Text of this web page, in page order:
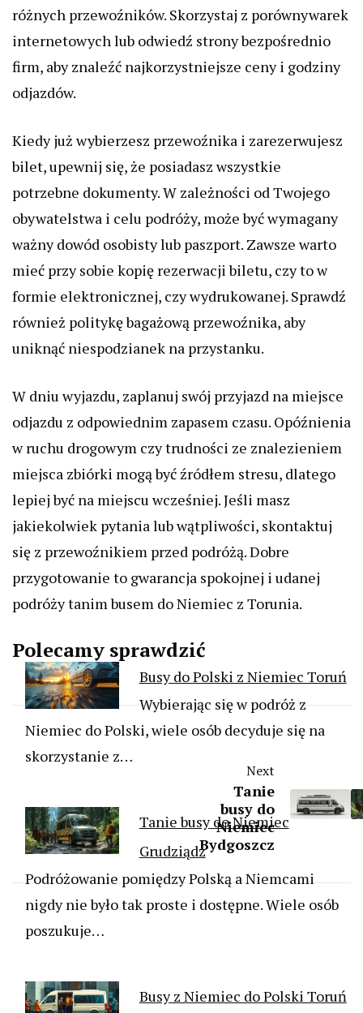
różnych przewoźników. Skorzystaj z porównywarek
internetowych lub odwiedź strony bezpośrednio
firm, aby znaleźć najkorzystniejsze ceny i godziny
odjazdów.
Kiedy już wybierzesz przewoźnika i zarezerwujesz
bilet, upewnij się, że posiadasz wszystkie
potrzebne dokumenty. W zależności od Twojego
obywatelstwa i celu podróży, może być wymagany
ważny dowód osobisty lub paszport. Zawsze warto
mieć przy sobie kopię rezerwacji biletu, czy to w
formie elektronicznej, czy wydrukowanej. Sprawdź
również politykę bagażową przewoźnika, aby
uniknąć niespodzianek na przystanku.
W dniu wyjazdu, zaplanuj swój przyjazd na miejsce
odjazdu z odpowiednim zapasem czasu. Opóźnienia
w ruchu drogowym czy trudności ze znalezieniem
miejsca zbiórki mogą być źródłem stresu, dlatego
lepiej być na miejscu wcześniej. Jeśli masz
jakiekolwiek pytania lub wątpliwości, skontaktuj
się z przewoźnikiem przed podróżą. Dobre
przygotowanie to gwarancja spokojnej i udanej
podróży tanim busem do Niemiec z Torunia.
Polecamy sprawdzić
Busy do Polski z Niemiec Toruń
Wybierając się w podróż z
Niemiec do Polski, wiele osób decyduje się na
skorzystanie z…
Tanie busy do Niemiec
Grudziądz
Podróżowanie pomiędzy Polską a Niemcami
nigdy nie było tak proste i dostępne. Wiele osób
poszukuje…
Busy z Niemiec do Polski Toruń
Next
Tanie
busy do
Niemiec
Bydgoszcz